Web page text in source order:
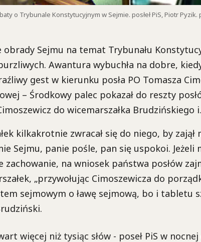
o Trybunale Konstytucyjnym w Sejmie. posłeł PiS, Piotr
obrady Sejmu na temat Trybunału
Awantura wybuchła na dobre,
gest w kierunku posła PO Tomasza
– Środkowy palec pokazał do reszty
do wicemarszałka Brudzińskiego
kilkakrotnie zwracał się do niego, by zajął
Sejmu, panie pośle, pan się uspokoi. Jeżeli
zachowanie, na wniosek państwa posłów
„przywołując Cimoszewicza do
sejmowym o ławę sejmową, bo i tabletu
więcej niż tysiąc słów - poseł PiS w